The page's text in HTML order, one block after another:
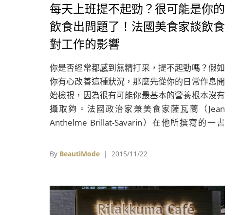
每天上班提不起勁？很可能是你的
飲食出問題了！法國美食家談飲食
對工作的影響
你是否經常都感到無精打采，提不起勁嗎？假如
你有心改善這種狀況，那麼先從你的日常作息開
始檢視，因為很有可能你最基本的營養根本沒有
攝取夠。法國政治家兼美食家薩瓦蘭（Jean
Anthelme Brillat-Savarin）在他所撰寫的一書
對工作狀態的影響，他寫道，「身體無時無刻都
By BeautiMode | 2015/11/22